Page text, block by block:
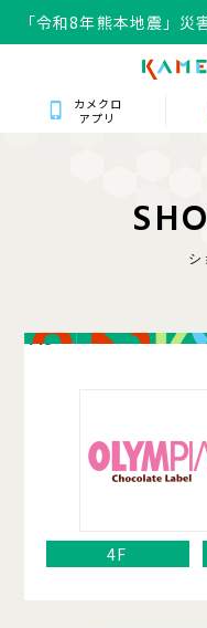
「令和8年熊本地震」災
カメクロ
アプリ
SHO
413
4F